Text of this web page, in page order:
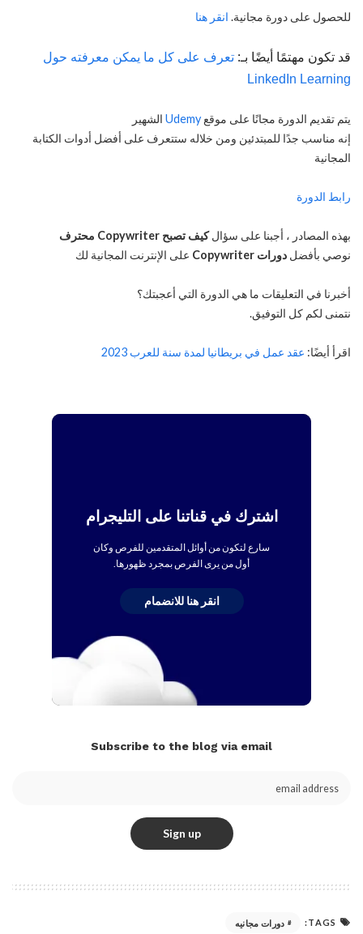
للحصول على دورة مجانية. انقر هنا
قد تكون مهتمًا أيضًا بـ: تعرف على كل ما يمكن معرفته حول
LinkedIn Learning
يتم تقديم الدورة مجانًا على موقع Udemy الشهير
إنه مناسب جدًا للمبتدئين ومن خلاله ستتعرف على أفضل أدوات الكتابة
المجانية
رابط الدورة
بهذه المصادر ، أجبنا على سؤالكيف تصبح Copywriter محترف
نوصي بأفضل دورات Copywriter على الإنترنت المجانية لك
أخبرنا في التعليقات ما هي الدورة التي أعجبتك؟
نتمنى لكم كل التوفيق.
اقرأ أيضًا: عقد عمل في بريطانيا لمدة سنة للعرب 2023
اشترك في قناتنا على التليجرام
سارع لتكون من أوائل المتقدمين للفرص وكان
أول من يرى الفرص بمجرد ظهورها.
انقر هنا للانضمام
Subscribe to the blog via email
TAGS: دورات مجانيه